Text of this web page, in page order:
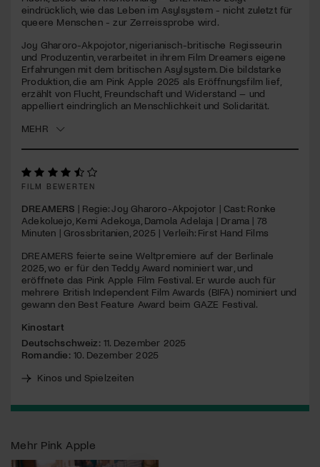
seconds
eindrücklich, wie das Leben im Asylsystem - nicht zuletzt für
queere Menschen - zur Zerreissprobe wird.
Joy Gharoro-Akpojotor, nigerianisch-britische Regisseurin
und Produzentin, verarbeitet in ihrem Film Dreamers eigene
Erfahrungen mit dem britischen Asylsystem. Die bildstarke
Produktion, die am Pink Apple 2025 als Eröffnungsfilm lief,
erzählt von Flucht, Freundschaft und Widerstand – und
appelliert eindringlich an Menschlichkeit und Solidarität.
MEHR
FILM BEWERTEN
DREAMERS | Regie: Joy Gharoro-Akpojotor | Cast: Ronke
Adekoluejo, Kemi Adekoya, Damola Adelaja | Drama | 78
Minuten | Grossbritanien, 2025 | Verleih: First Hand Films
DREAMERS feierte seine Weltpremiere auf der Berlinale
2025, wo er für den Teddy Award nominiert war, und
eröffnete das Pink Apple Film Festival. Er wurde auch für
mehrere British Independent Film Awards (BIFA) nominiert und
gewann den Best Feature Award beim GAZE Festival.
Kinostart
Deutschschweiz: 11. Dezember 2025
Romandie: 10. Dezember 2025
Kinos und Spielzeiten
Mehr Pink Apple